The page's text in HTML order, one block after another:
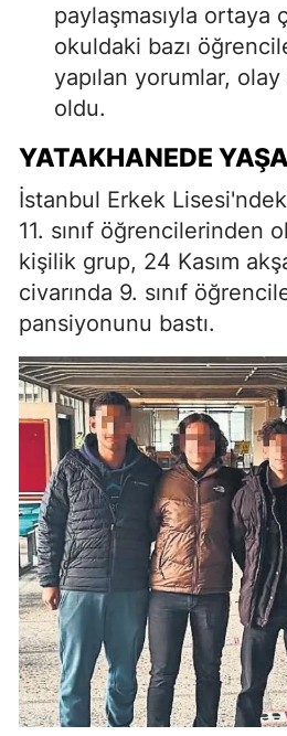
paylaşmasıyla ortaya
okuldaki bazı
yapılan yorumlar,
oldu.
YATAKHANEDE
İstanbul Erkek
11. sınıf öğrencilerinden
kişilik grup, 24 Kasım
civarında 9. sınıf
pansiyonunu bastı.